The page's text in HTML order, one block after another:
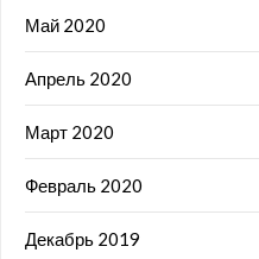
Май 2020
Апрель 2020
Март 2020
Февраль 2020
Декабрь 2019